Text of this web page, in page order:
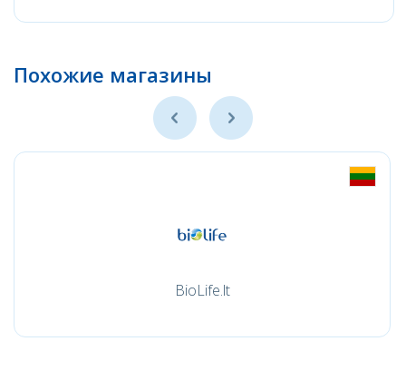
Похожие магазины
BioLife.lt